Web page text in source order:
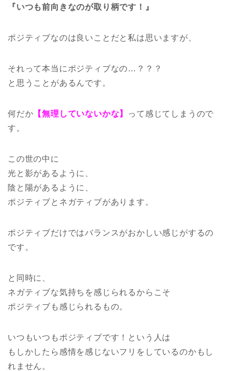
『いつも前向きなのが取り柄です！』
ポジティブなのは良いことだと私は思いますが、
それって本当にポジティブなの…？？？
と思うことがあるんです。
何だか 【無理していないかな】
って感じてしまうので
す。
この世の中に
光と影があるように、
陰と陽があるように、
ポジティブとネガティブがあります。
ポジティブだけではバランスがおかしい感じがするの
です。
と同時に、
ネガティブな気持ちを感じられるからこそ
ポジティブも感じられるもの。
いつもいつもポジティブです！という人は
もしかしたら感情を感じないフリをしているのかもし
れません。